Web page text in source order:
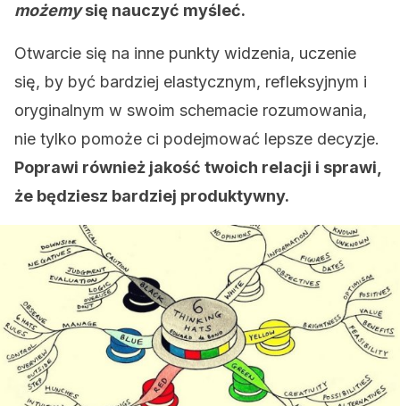
możemysię nauczyć myśleć.
Otwarcie się na inne punkty widzenia, uczenie
się, by być bardziej elastycznym, refleksyjnym i
oryginalnym w swoim schemacie rozumowania,
nie tylko pomoże ci podejmować lepsze decyzje.
Poprawi również jakość twoich relacji i sprawi,
że będziesz bardziej produktywny.